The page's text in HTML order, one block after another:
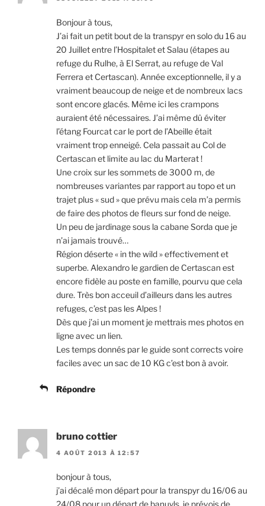
Bonjour à tous,
J’ai fait un petit bout de la transpyr en solo du 16 au
20 Juillet entre l’Hospitalet et Salau (étapes au
refuge du Rulhe, à El Serrat, au refuge de Val
Ferrera et Certascan). Année exceptionnelle, il y a
vraiment beaucoup de neige et de nombreux lacs
sont encore glacés. Même ici les crampons
auraient été nécessaires. J’ai même dû éviter
l’étang Fourcat car le port de l’Abeille était
vraiment trop enneigé. Cela passait au Col de
Certascan et limite au lac du Marterat !
Une croix sur les sommets de 3000 m, de
nombreuses variantes par rapport au topo et un
trajet plus « sud » que prévu mais cela m’a permis
de faire des photos de fleurs sur fond de neige.
Un peu de jardinage sous la cabane Sorda que je
n’ai jamais trouvé…
Région déserte « in the wild » effectivement et
superbe. Alexandro le gardien de Certascan est
encore fidèle au poste en famille, pourvu que cela
dure. Très bon acceuil d’ailleurs dans les autres
refuges, c’est pas les Alpes !
Dès que j’ai un moment je mettrais mes photos en
ligne avec un lien.
Les temps donnés par le guide sont corrects voire
faciles avec un sac de 10 KG c’est bon à avoir.
Répondre
bruno cottier
4 AOÛT 2013 À 12:57
bonjour à tous,
j’ai décalé mon départ pour la transpyr du 16/06 au